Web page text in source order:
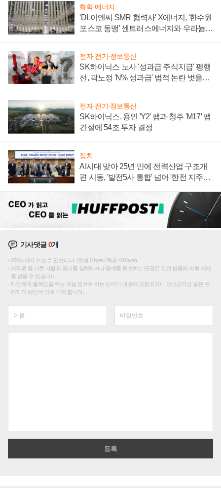
화학·에너지
'DL이앤씨 SMR 협력사' X에너지, '한수원
포스코 동맹' 센트러스에너지와 우라늄
전자·전기·정보통신
SK하이닉스 노사 '성과급 주식지급' 평행
선, 곽노정 'N% 성과급' 법적 논란 벗을지
전자·전기·정보통신
SK하이닉스, 용인 'Y2' 팹과 청주 'M17' 팹
건설에 54조 투자 결정
정치
AI시대 맞아 25년 만에 전력산업 구조개
편 시동, '발전5사 통합' 넘어 '한전 지주사'
기사댓글0개
200자까지 쓰실 수 있습니다. (현재 0 byte / 최대 400byte)
저작권 등 다른 사람의 권리를 침해하거나 명예를 훼손하는 댓글은 관련 법률에 의해 제재
를 받을 수 있습니다.
타인에게 불쾌감을 주는 욕설 등 비하하는 단어가 내용에 포함되거나 인신공격성 글은 관
리자의 판단에 의해 삭제 합니다.